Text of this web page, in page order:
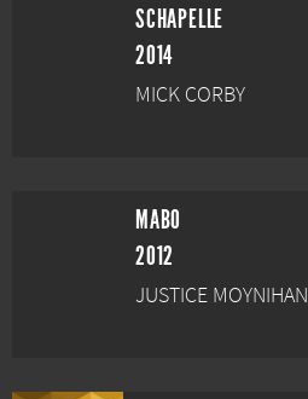
SCHAPELLE
2014
MICK CORBY
MABO
2012
JUSTICE MOYNIHAN